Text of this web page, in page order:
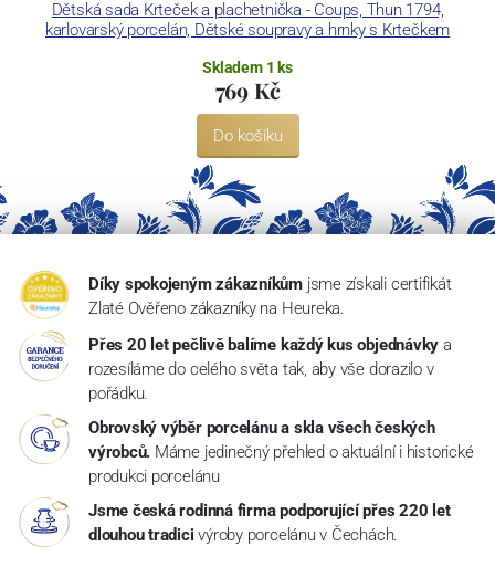
Dětská sada Krteček a plachetnička - Coups, Thun 1794,
karlovarský porcelán, Dětské soupravy a hrnky s Krtečkem
Skladem 1 ks
769 Kč
Do košíku
Díky spokojeným zákazníkům jsme získali certifikát
Zlaté Ověřeno zákazníky na Heureka.
Přes 20 let pečlivě balíme každý kus objednávky a
rozesíláme do celého světa tak, aby vše dorazilo v
pořádku.
Obrovský výběr porcelánu a skla všech českých
výrobců. Máme jedinečný přehled o aktuální i historické
produkci porcelánu
Jsme česká rodinná firma podporující přes 220 let
dlouhou tradici výroby porcelánu v Čechách.